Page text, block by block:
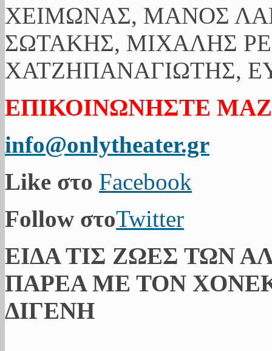
ΧΕΙΜΩΝΑΣ, ΜΑΝΟΣ
ΣΩΤΑΚΗΣ, ΜΙΧΑΛΗΣ
ΧΑΤΖΗΠΑΝΑΓΙΩΤΗΣ,
ΕΠΙΚΟΙΝΩΝΗΣΤΕ
info@onlytheater.gr
Like στο Facebook
Follow στοTwitter
ΕΙΔΑ ΤΙΣ ΖΩΕΣ ΤΩΝ
ΠΑΡΕΑ ΜΕ ΤΟΝ
ΔΙΓΕΝΗ